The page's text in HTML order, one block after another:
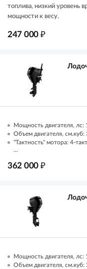
топлива, низкий уровень
мощности к весу.
247 000 ₽
Мощность двигателя, лс:
Объем двигателя, см.куб:
"Тактность" мотора: 4-
...
362 000 ₽
Мощность двигателя, лс:
Объем двигателя, см.куб: